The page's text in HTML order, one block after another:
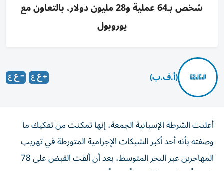
شخص بـ64 عملية و28 مليون دولار، بالتعاون مع
يوروبول
(أ.ف.ب)
أعلنت الشرطة الإسبانية الجمعة، إنها تمكنت من تفكيك ما
وصفته بأنه أحد أكبر الشبكات الإجرامية المتورطة في تهريب
المهاجرين عبر البحر المتوسط، بعد أن ألقت القبض على 78